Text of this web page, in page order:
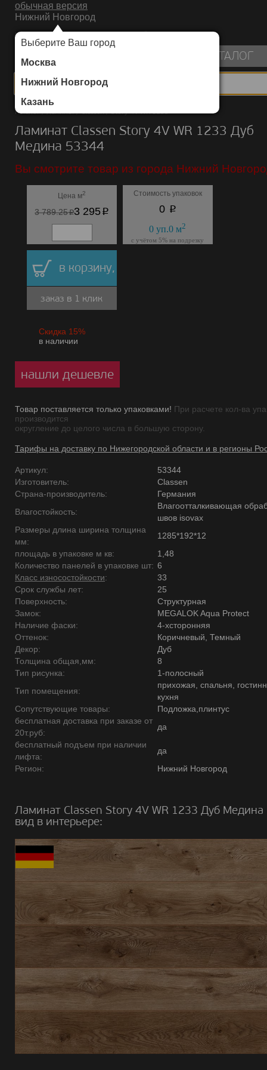
обычная версия
Нижний Новгород
Выберите Ваш город
Москва
Нижний Новгород
Казань
ИНТЕРНЕТ-МАГАЗИН НАПОЛЬНЫХ ПОКРЫТИЙ
КАТАЛОГ
Каталог/Ламинат/Classen/Story 4V WR 1233
Ламинат Classen Story 4V WR 1233 Дуб
Медина 53344
Вы смотрите товар из города Нижний
Цена м2
3 789.25p3 295p
Стоимость упаковок
0 p
0 уп.0 м2
с учётом 5% на подрезку
в корзину,
заказ в 1 клик
Скидка 15%
в наличии
нашли дешевле
Товар поставляется только упаковками! При расчете кол-ва
производится
округление до целого числа в большую сторону.
Тарифы на доставку по Нижегородской области и в регионы
Артикул:
53344
Изготовитель:
Classen
Страна-производитель:
Германия
Влагостойкость:
Влагоотталкивающая
швов isovax
Размеры длина ширина толщина
мм:
1285*192*12
площадь в упаковке м кв:
1,48
Количество панелей в упаковке шт: 6
Класс износостойкости:
33
Срок службы лет:
25
Поверхность:
Структурная
Замок:
MEGALOK Aqua Protect
Наличие фаски:
4-хсторонняя
Оттенок:
Коричневый, Темный
Декор:
Дуб
Толщина общая,мм:
8
Тип рисунка:
1-полосный
Тип помещения:
прихожая, спальня,
кухня
Сопутствующие товары:
Подложка,плинтус
бесплатная доставка при заказе от
20т.руб:
да
бесплатный подъем при наличии
лифта:
да
Регион:
Нижний Новгород
Ламинат Classen Story 4V WR 1233 Дуб
вид в интерьере: